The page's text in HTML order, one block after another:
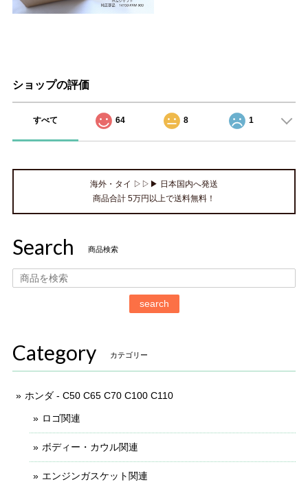
ショップの評価
すべて 64 8 1
海外・タイ ▷▷▶ 日本国内へ発送
商品合計 5万円以上で送料無料！
Search 商品検索
search
Category カテゴリー
ホンダ - C50 C65 C70 C100 C110
ロゴ関連
ボディー・カウル関連
エンジンガスケット関連